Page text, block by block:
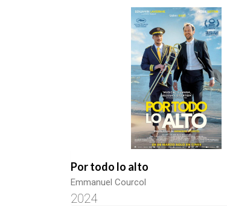
Por todo lo alto
Emmanuel Courcol
2024